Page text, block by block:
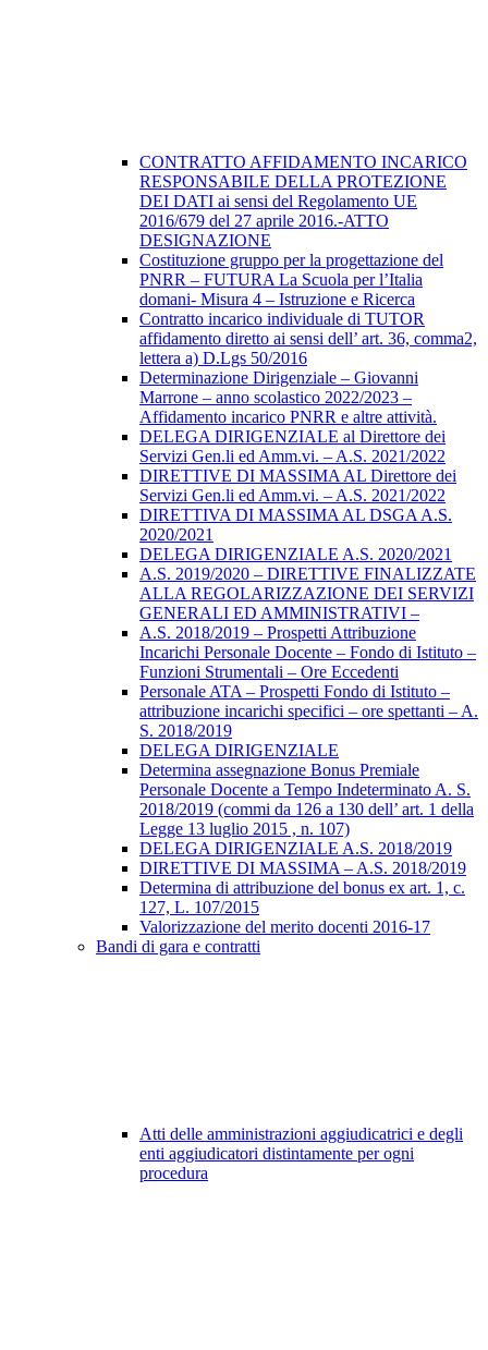
CONTRATTO AFFIDAMENTO INCARICO
RESPONSABILE DELLA PROTEZIONE
DEI DATI ai sensi del Regolamento UE
2016/679 del 27 aprile 2016.-ATTO
DESIGNAZIONE
Costituzione gruppo per la progettazione del
PNRR – FUTURA La Scuola per l’Italia
domani- Misura 4 – Istruzione e Ricerca
Contratto incarico individuale di TUTOR
affidamento diretto ai sensi dell’ art. 36, comma2,
lettera a) D.Lgs 50/2016
Determinazione Dirigenziale – Giovanni
Marrone – anno scolastico 2022/2023 –
Affidamento incarico PNRR e altre attività.
DELEGA DIRIGENZIALE al Direttore dei
Servizi Gen.li ed Amm.vi. – A.S. 2021/2022
DIRETTIVE DI MASSIMA AL Direttore dei
Servizi Gen.li ed Amm.vi. – A.S. 2021/2022
DIRETTIVA DI MASSIMA AL DSGA A.S.
2020/2021
DELEGA DIRIGENZIALE A.S. 2020/2021
A.S. 2019/2020 – DIRETTIVE FINALIZZATE
ALLA REGOLARIZZAZIONE DEI SERVIZI
GENERALI ED AMMINISTRATIVI –
A.S. 2018/2019 – Prospetti Attribuzione
Incarichi Personale Docente – Fondo di Istituto –
Funzioni Strumentali – Ore Eccedenti
Personale ATA – Prospetti Fondo di Istituto –
attribuzione incarichi specifici – ore spettanti – A.
S. 2018/2019
DELEGA DIRIGENZIALE
Determina assegnazione Bonus Premiale
Personale Docente a Tempo Indeterminato A. S.
2018/2019 (commi da 126 a 130 dell’ art. 1 della
Legge 13 luglio 2015 , n. 107)
DELEGA DIRIGENZIALE A.S. 2018/2019
DIRETTIVE DI MASSIMA – A.S. 2018/2019
Determina di attribuzione del bonus ex art. 1, c.
127, L. 107/2015
Valorizzazione del merito docenti 2016-17
Bandi di gara e contratti
Atti delle amministrazioni aggiudicatrici e degli
enti aggiudicatori distintamente per ogni
procedura